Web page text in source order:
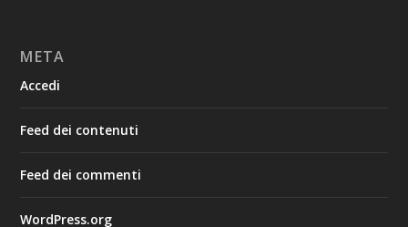
META
Accedi
Feed dei contenuti
Feed dei commenti
WordPress.org